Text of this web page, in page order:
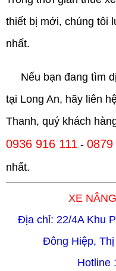
thiết bị mới, chúng tôi
nhất.
Nếu bạn đang tìm
tại Long An, hãy liên
Thanh, quý khách
0936 916 111 - 0879
nhất.
XE
Địa chỉ: 22/4A Khu
Đông Hiệp,
Hotline